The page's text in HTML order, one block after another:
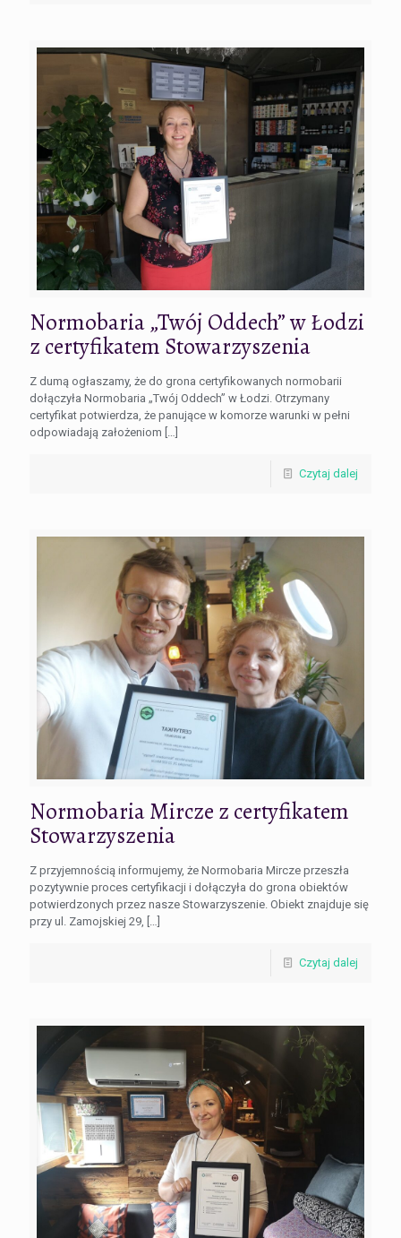
Normobaria „Twój Oddech” w Łodzi
z certyfikatem Stowarzyszenia
Z dumą ogłaszamy, że do grona certyfikowanych normobarii
dołączyła Normobaria „Twój Oddech” w Łodzi. Otrzymany
certyfikat potwierdza, że panujące w komorze warunki w pełni
odpowiadają założeniom
Czytaj dalej
Normobaria Mircze z certyfikatem
Stowarzyszenia
Z przyjemnością informujemy, że Normobaria Mircze przeszła
pozytywnie proces certyfikacji i dołączyła do grona obiektów
potwierdzonych przez nasze Stowarzyszenie. Obiekt znajduje się
przy ul. Zamojskiej 29,
Czytaj dalej